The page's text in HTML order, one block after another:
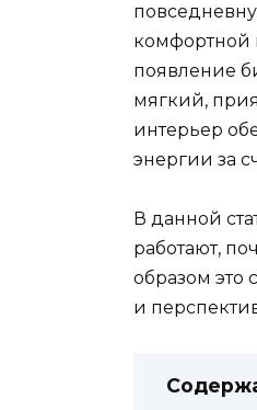
комфортной
появление
мягкий,
интерьер
энергии за
В данной
работают,
образом это
и